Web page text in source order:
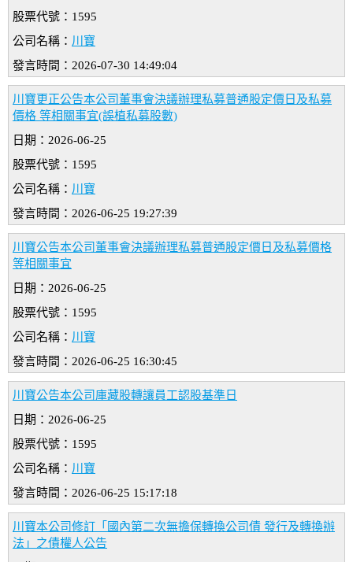
股票代號：1595
公司名稱： 川寶
發言時間：2026-07-30 14:49:04
川寶更正公告本公司董事會決議辦理私募普通股定價日及私募
價格 等相關事宜(誤植私募股數)
日期：2026-06-25
股票代號：1595
公司名稱： 川寶
發言時間：2026-06-25 19:27:39
川寶公告本公司董事會決議辦理私募普通股定價日及私募價格
等相關事宜
日期：2026-06-25
股票代號：1595
公司名稱： 川寶
發言時間：2026-06-25 16:30:45
川寶公告本公司庫藏股轉讓員工認股基準日
日期：2026-06-25
股票代號：1595
公司名稱： 川寶
發言時間：2026-06-25 15:17:18
川寶本公司修訂「國內第二次無擔保轉換公司債 發行及轉換辦
法」之債權人公告